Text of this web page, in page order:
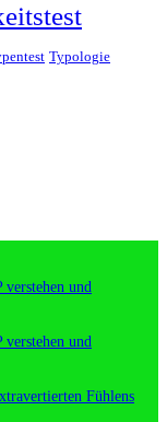
Typologie
und
und
Fühlens